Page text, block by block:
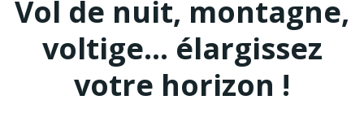
Vol de nuit, montagne,
voltige… élargissez
votre horizon !